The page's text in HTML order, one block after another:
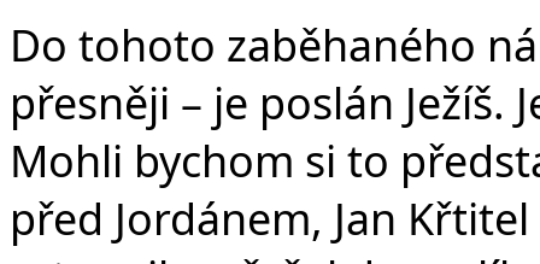
Do tohoto zaběhaného
přesněji – je poslán Ježíš.
Mohli bychom si to
před Jordánem, Jan